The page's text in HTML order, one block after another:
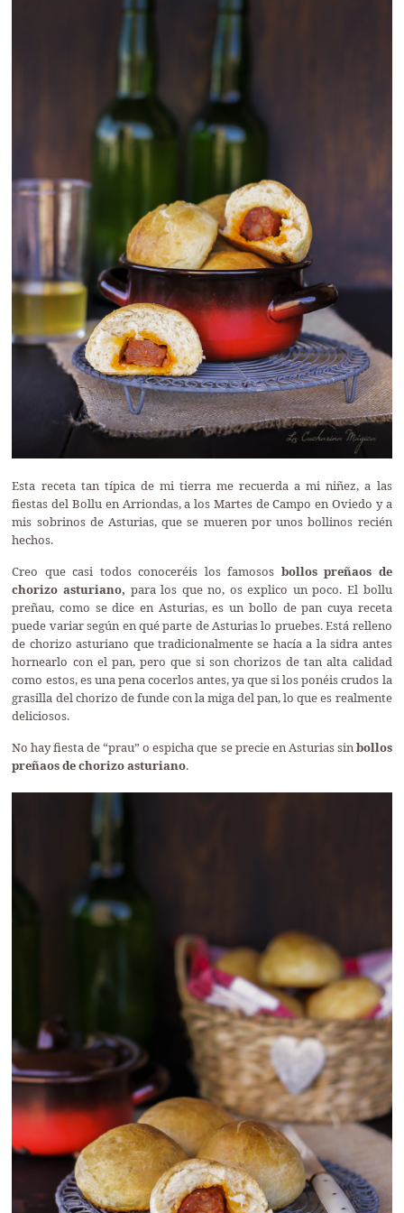
Esta receta tan típica de mi tierra me recuerda a mi niñez, a las
fiestas del Bollu en Arriondas, a los Martes de Campo en Oviedo y a
mis sobrinos de Asturias, que se mueren por unos bollinos recién
hechos.
Creo que casi todos conoceréis los famosos bollos preñaos de
chorizo asturiano, para los que no, os explico un poco. El bollu
preñau, como se dice en Asturias, es un bollo de pan cuya receta
puede variar según en qué parte de Asturias lo pruebes. Está relleno
de chorizo asturiano que tradicionalmente se hacía a la sidra antes
hornearlo con el pan, pero que si son chorizos de tan alta calidad
como estos, es una pena cocerlos antes, ya que si los ponéis crudos la
grasilla del chorizo de funde con la miga del pan, lo que es realmente
deliciosos.
No hay fiesta de “prau” o espicha que se precie en Asturias sinbollos
preñaos de chorizo asturiano.